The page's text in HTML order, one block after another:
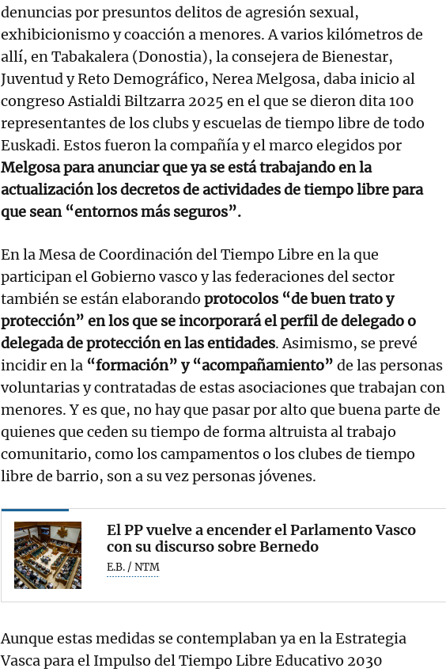
denuncias por presuntos delitos de agresión sexual,
exhibicionismo y coacción a menores. A varios kilómetros de
allí, en Tabakalera (Donostia), la consejera de Bienestar,
Juventud y Reto Demográfico, Nerea Melgosa, daba inicio al
congreso Astialdi Biltzarra 2025 en el que se dieron dita 100
representantes de los clubs y escuelas de tiempo libre de todo
Euskadi. Estos fueron la compañía y el marco elegidos por
Melgosa para anunciar que ya se está trabajando en la
actualización los decretos de actividades de tiempo libre para
que sean “entornos más seguros”.
En la Mesa de Coordinación del Tiempo Libre en la que
participan el Gobierno vasco y las federaciones del sector
también se están elaborando protocolos “de buen trato y
protección” en los que se incorporará el perfil de delegado o
delegada de protección en las entidades. Asimismo, se prevé
incidir en la “formación” y “acompañamiento” de las personas
voluntarias y contratadas de estas asociaciones que trabajan con
menores. Y es que, no hay que pasar por alto que buena parte de
quienes que ceden su tiempo de forma altruista al trabajo
comunitario, como los campamentos o los clubes de tiempo
libre de barrio, son a su vez personas jóvenes.
El PP vuelve a encender el Parlamento Vasco
con su discurso sobre Bernedo
E.B. / NTM
Aunque estas medidas se contemplaban ya en la Estrategia
Vasca para el Impulso del Tiempo Libre Educativo 2030